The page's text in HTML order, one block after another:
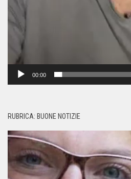
00:00
RUBRICA: BUONE NOTIZIE